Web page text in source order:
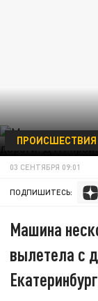
ПРОИСШЕСТВИЯ
03 СЕНТЯБРЯ 09:01
ПОДПИШИТЕСЬ:
Машина
вылетела с